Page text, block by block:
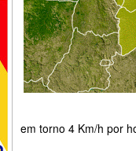
em torno 4 Km/h por